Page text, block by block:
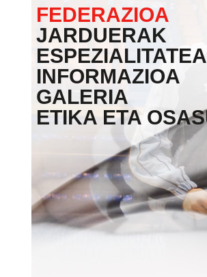
FEDERAZIOA
JARDUERAK
INFORMAZIOA
GALERIA
ETIKA ETA